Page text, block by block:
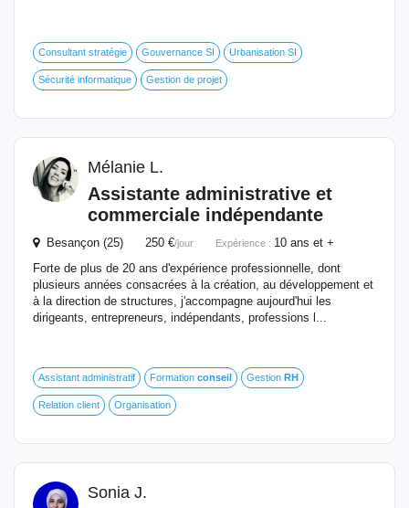
Consultant stratégie Gouvernance SI Urbanisation SI
Sécurité informatique Gestion de projet
Mélanie L.
Assistante administrative et
commerciale indépendante
Besançon (25) 250 €/jour Expérience : 10 ans et +
Forte de plus de 20 ans d'expérience professionnelle, dont
plusieurs années consacrées à la création, au développement et
à la direction de structures, j'accompagne aujourd'hui les
dirigeants, entrepreneurs, indépendants, professions l...
Assistant administratif Formation conseil Gestion RH
Relation client Organisation
Sonia J.